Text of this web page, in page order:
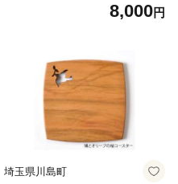
8,000円
埼玉県川島町